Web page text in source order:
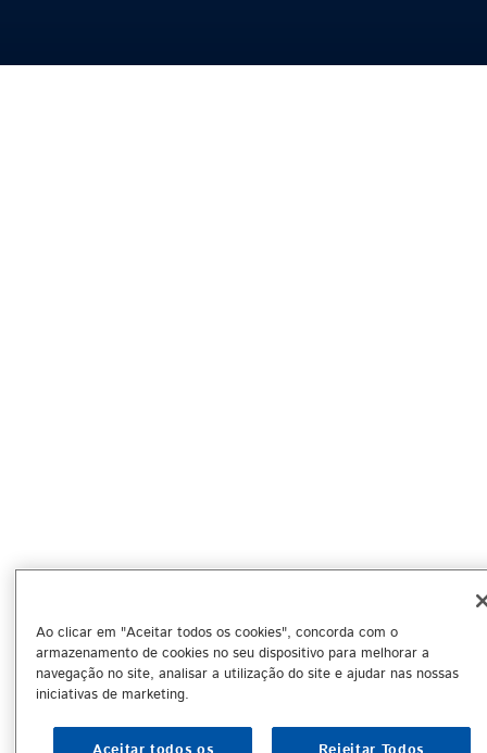
Ao clicar em "Aceitar todos os cookies", concorda com o
armazenamento de cookies no seu dispositivo para melhorar a
navegação no site, analisar a utilização do site e ajudar nas nossas
iniciativas de marketing.